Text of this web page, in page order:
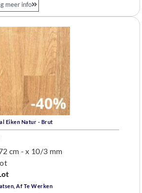
meer info
Eiken Natur - Brut
cm - x 10/3 mm
Af Te Werken